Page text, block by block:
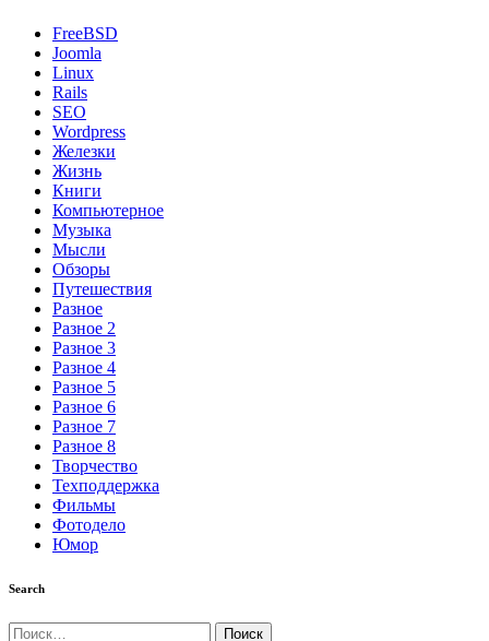
FreeBSD
Joomla
Linux
Rails
SEO
Wordpress
Железки
Жизнь
Книги
Компьютерное
Музыка
Мысли
Обзоры
Путешествия
Разное
Разное 2
Разное 3
Разное 4
Разное 5
Разное 6
Разное 7
Разное 8
Творчество
Техподдержка
Фильмы
Фотодело
Юмор
Search
Найти: